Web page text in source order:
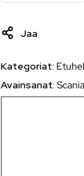
Jaa
Kategoriat:
Avainsanat:Scania